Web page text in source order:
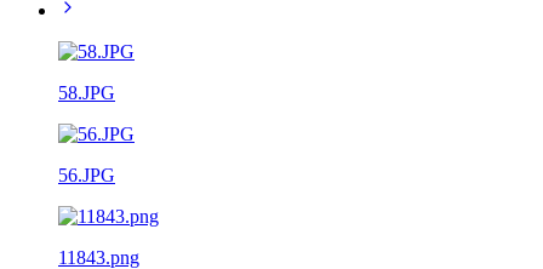
58.JPG
56.JPG
11843.png